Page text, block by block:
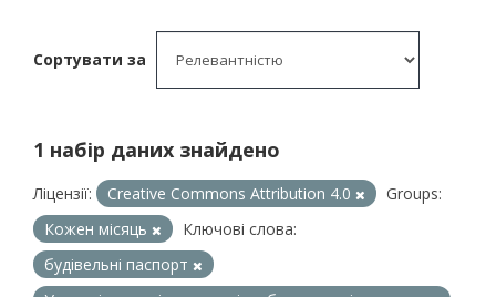
Сортувати за
1 набір даних знайдено
Ліцензії: Creative Commons Attribution 4.0
Groups:
Кожен місяць
Ключові слова:
будівельні паспорт